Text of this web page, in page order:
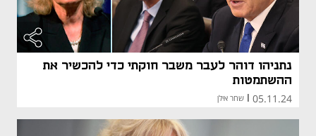
נתניהו דוהר לעבר משבר חוקתי כדי להכשיר את
ההשתמטות
05.11.24 שחר אילן